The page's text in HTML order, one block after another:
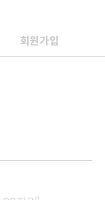
회원가입